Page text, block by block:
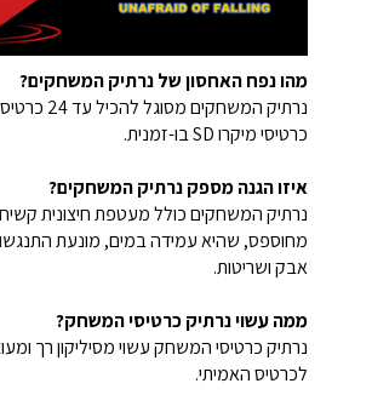
מהו נפח האחסון של נרתיק המשחקים?
כרטיסי מיקרו SD בו-זמנית.
איזו הגנה מספק נרתיק המשחקים?
נרתיק המשחקים כולל מעטפת חיצונית
מחוספס, שהיא עמידה במים, מונעת
אבק ושריטות.
ממה עשוי נרתיק כרטיסי המשחק?
לכרטיס האמיתי.